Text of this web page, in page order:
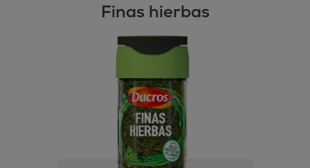
Finas hierbas